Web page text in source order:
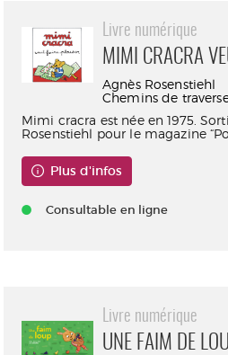
Livre numérique
MIMI CRACRA
Agnès Rosenstiehl
Chemins de
Mimi cracra est née en 1975.
Rosenstiehl pour le magazine
Plus d'infos
Consultable en ligne
Livre numérique
UNE FAIM DE